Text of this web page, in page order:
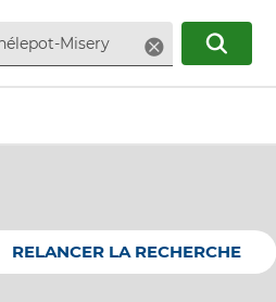
Supprimer
RELANCER LA RECHERCHE